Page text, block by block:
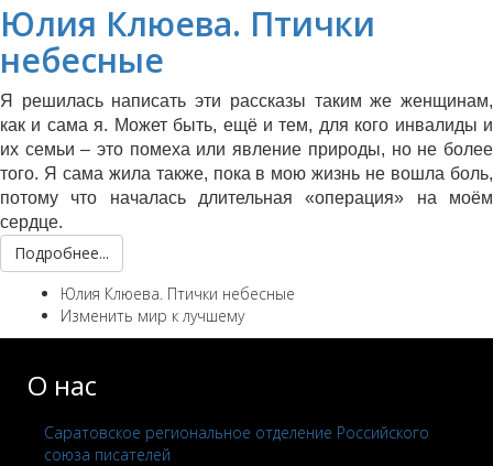
Юлия Клюева. Птички
небесные
Я решилась написать эти рассказы таким же женщинам,
как и сама я. Может быть, ещё и тем, для кого инвалиды и
их семьи – это помеха или явление природы, но не более
того. Я сама жила также, пока в мою жизнь не вошла боль,
потому что началась длительная «операция» на моём
сердце.
Подробнее...
Юлия Клюева. Птички небесные
Изменить мир к лучшему
О нас
Саратовское региональное отделение Российского
союза писателей